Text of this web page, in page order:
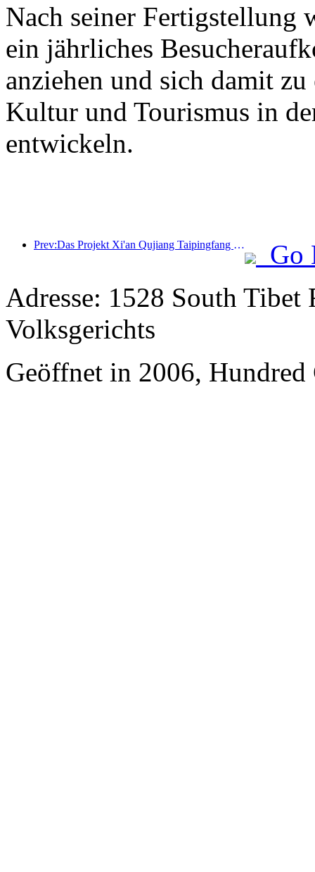
Nach seiner Fertigstellung
ein jährliches
anziehen und sich damit
Kultur und Tourismus in
entwickeln.
Prev:Das Projekt Xi'an Qujiang Taipingfang hat offiziell mit dem Bau begonnen; die Gesamtbaufläche beträgt 137.000 Quadratmeter.
Go
Adresse: 1528 South Tibet
Volksgerichts
Geöffnet in 2006,